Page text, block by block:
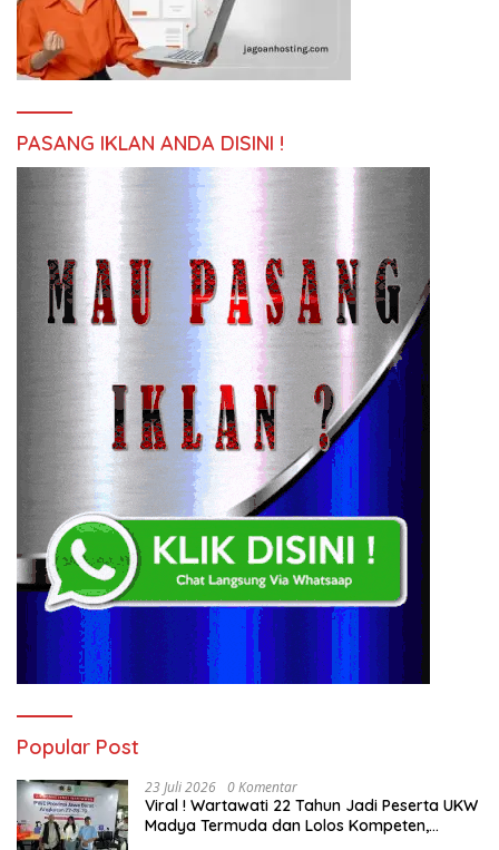
PASANG IKLAN ANDA DISINI !
Popular Post
23 Juli 2026 0 Komentar
Viral ! Wartawati 22 Tahun Jadi Peserta UKW
Madya Termuda dan Lolos Kompeten,